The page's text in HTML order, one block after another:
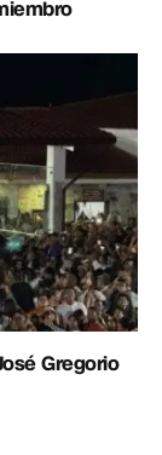
Gregorio